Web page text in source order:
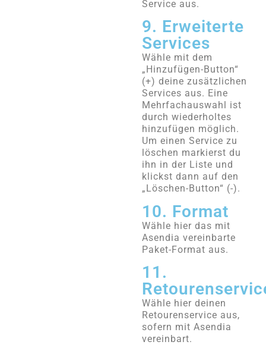
Service aus.
9. Erweiterte
Services
Wähle mit dem
„Hinzufügen-Button“
(+) deine zusätzlichen
Services aus. Eine
Mehrfachauswahl ist
durch wiederholtes
hinzufügen möglich.
Um einen Service zu
löschen markierst du
ihn in der Liste und
klickst dann auf den
„Löschen-Button“ (-).
10. Format
Wähle hier das mit
Asendia vereinbarte
Paket-Format aus.
11.
Wähle hier deinen
Retourenservice aus,
sofern mit Asendia
vereinbart.